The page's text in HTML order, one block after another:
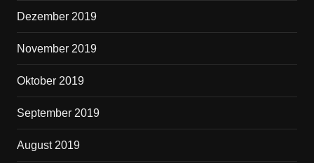
Dezember 2019
November 2019
Oktober 2019
September 2019
August 2019